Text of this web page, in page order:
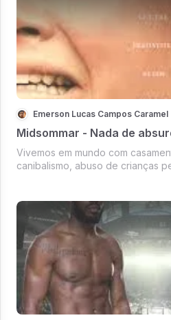
Emerson Lucas Campos Caramel
Midsommar - Nada de
Vivemos em mundo com
canibalismo, abuso de crianças